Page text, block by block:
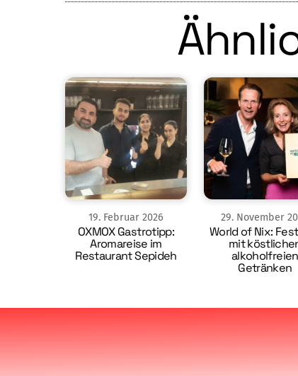
19. Februar 2026
OXMOX Gastrotipp:
Aromareise im
Restaurant Sepideh
29. November
World of Nix:
mit
alkoholfreien
Getränken